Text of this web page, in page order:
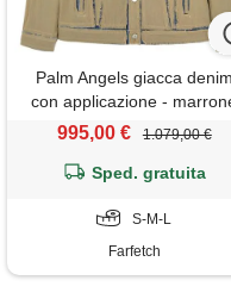
Palm Angels giacca denim
con applicazione -
995,00 € 1.079,00 €
Sped. gratuita
S-M-L
Farfetch